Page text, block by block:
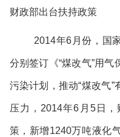
财政部出台扶持政策
2014年6 月份，国
分别签订《“煤改气”用气
污染计划，推动“煤改气”
压力， 2014年6 月 5日，
策，新增1240万吨液化